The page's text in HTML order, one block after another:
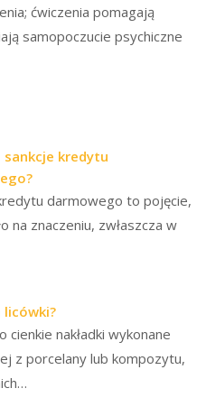
ćwiczenia pomagają
samopoczucie psychiczne
sankcje kredytu
darmowego to pojęcie,
na znaczeniu, zwłaszcza w
licówki?
cienkie nakładki wykonane
z porcelany lub kompozytu,